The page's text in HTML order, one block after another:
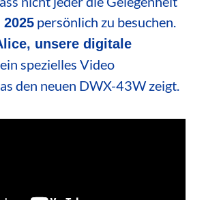
2025 persönlich zu besuchen.
unsere digitale
spezielles Video
den neuen DWX-43W zeigt.